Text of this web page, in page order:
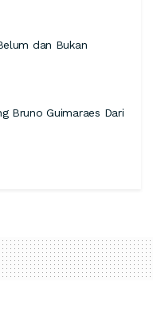
dan Bukan
Bruno Guimaraes Dari